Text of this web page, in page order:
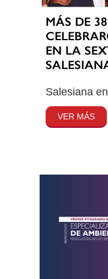
MÁS DE
EN LA
Salesiana
VER MÁS